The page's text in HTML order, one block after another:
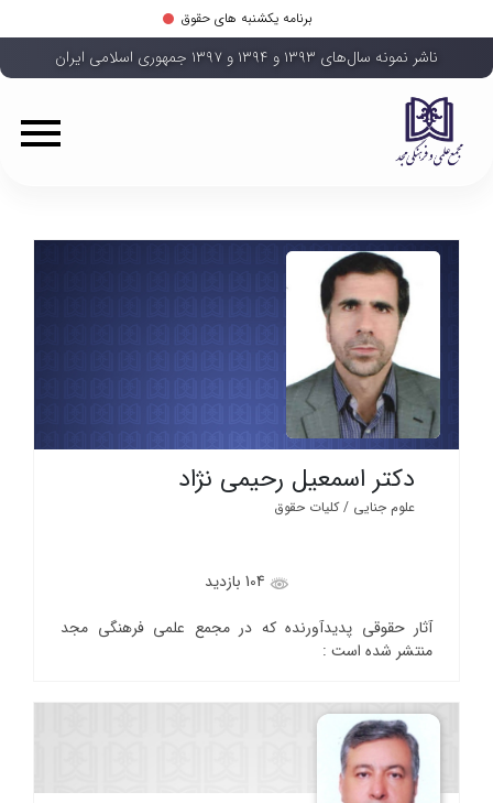
برنامه یکشنبه های حقوق
ناشر نمونه سال‌های ۱۳۹۳ و ۱۳۹۴ و ۱۳۹۷ جمهوری اسلامی ایران
دکتر اسمعیل رحیمی نژاد
علوم جنایی / کلیات حقوق
آثار حقوقی پدیدآورنده که در مجمع علمی فرهنگی مجد
منتشر شده است :